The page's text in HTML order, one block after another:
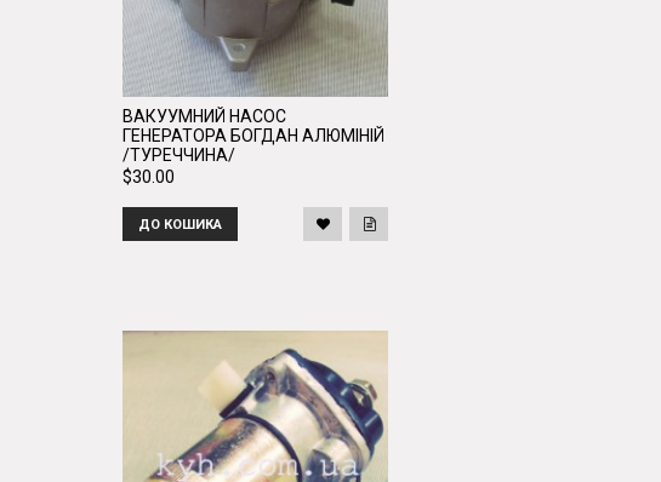
ВАКУУМНИЙ НАСОС
ГЕНЕРАТОРА БОГДАН АЛЮМІНІЙ
/ТУРЕЧЧИНА/
$30.00
ДО КОШИКА